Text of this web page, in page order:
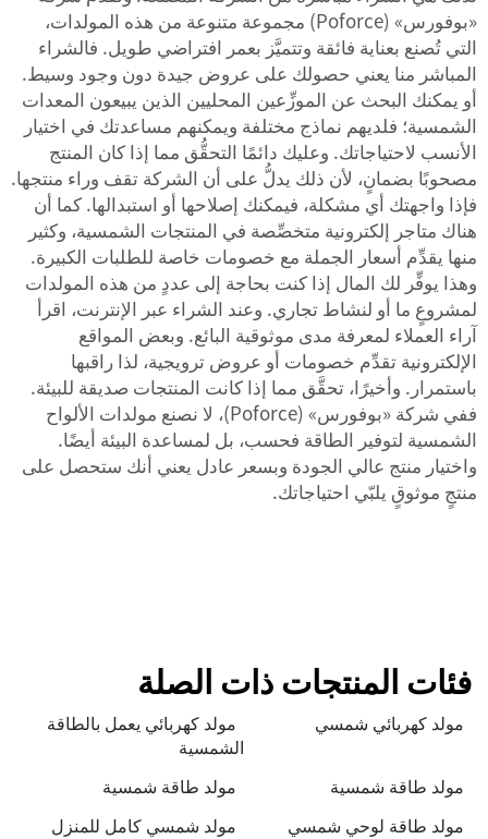
«بوفورس» (Poforce) مجموعة متنوعة من هذه المولدات،
التي تُصنع بعناية فائقة وتتميَّز بعمر افتراضي طويل. فالشراء
المباشر منا يعني حصولك على عروض جيدة دون وجود وسيط.
أو يمكنك البحث عن الموزِّعين المحليين الذين يبيعون المعدات
الشمسية؛ فلديهم نماذج مختلفة ويمكنهم مساعدتك في اختيار
الأنسب لاحتياجاتك. وعليك دائمًا التحقُّق مما إذا كان المنتج
مصحوبًا بضمانٍ، لأن ذلك يدلُّ على أن الشركة تقف وراء منتجها.
فإذا واجهتك أي مشكلة، فيمكنك إصلاحها أو استبدالها. كما أن
هناك متاجر إلكترونية متخصِّصة في المنتجات الشمسية، وكثير
منها يقدِّم أسعار الجملة مع خصومات خاصة للطلبات الكبيرة.
وهذا يوفِّر لك المال إذا كنت بحاجة إلى عددٍ من هذه المولدات
لمشروعٍ ما أو لنشاط تجاري. وعند الشراء عبر الإنترنت، اقرأ
آراء العملاء لمعرفة مدى موثوقية البائع. وبعض المواقع
الإلكترونية تقدِّم خصومات أو عروض ترويجية، لذا راقبها
باستمرار. وأخيرًا، تحقَّق مما إذا كانت المنتجات صديقة للبيئة.
ففي شركة «بوفورس» (Poforce)، لا نصنع مولدات الألواح
الشمسية لتوفير الطاقة فحسب، بل لمساعدة البيئة أيضًا.
واختيار منتج عالي الجودة وبسعر عادل يعني أنك ستحصل على
منتجٍ موثوقٍ يلبّي احتياجاتك.
فئات المنتجات ذات الصلة
مولد كهربائي شمسي
مولد كهربائي يعمل بالطاقة
الشمسية
مولد طاقة شمسية
مولد طاقة شمسية
مولد طاقة لوحي شمسي
مولد شمسي كامل للمنزل